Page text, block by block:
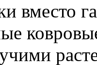
вместо